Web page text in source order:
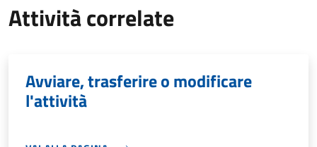
Attività correlate
Avviare, trasferire o modificare
l'attività